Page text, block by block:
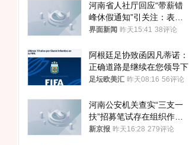
河南省人社厅回应“带薪错
峰休假通知”引关注：表述
不够准确，待修改后印发
界面新闻 昨天15:41 38评论
阿根廷足协致函因凡蒂诺：
正确道路是继续在您领导下
足坛欧美汇 昨天08:16 56评论
河南公安机关查实“三支一
扶”招募笔试存在组织作弊
犯罪行为
新京报 昨天16:28 279评论